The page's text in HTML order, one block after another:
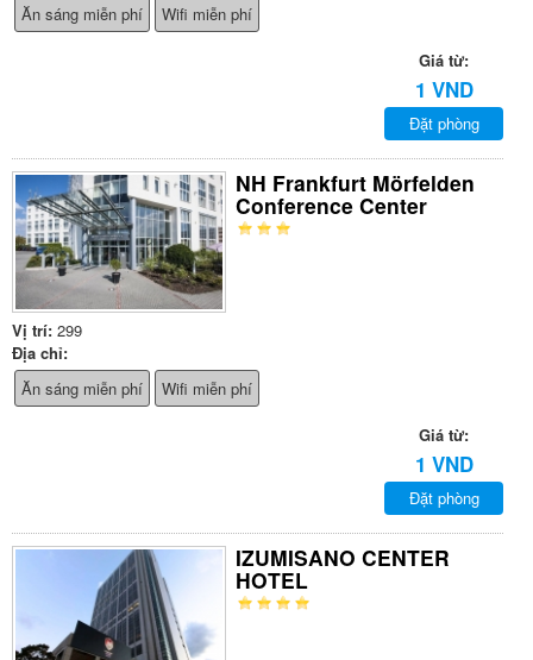
Ăn sáng miễn phí
Wifi miễn phí
Giá từ:
1 VND
Đặt phòng
NH Frankfurt Mörfelden
Conference Center
Vị trí: 299
Địa chỉ:
Ăn sáng miễn phí
Wifi miễn phí
Giá từ:
1 VND
Đặt phòng
IZUMISANO CENTER
HOTEL